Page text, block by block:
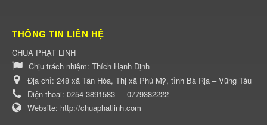
THÔNG TIN LIÊN HỆ
CHÙA PHẬT LINH
Chịu trách nhiệm: Thích Hạnh Định
Địa chỉ: 248 xã Tân Hòa, Thị xã Phú Mỹ, tỉnh Bà Rịa – Vũng Tàu
Điện thoại: 0254-3891583 - 0779382222
Website: http://chuaphatlinh.com